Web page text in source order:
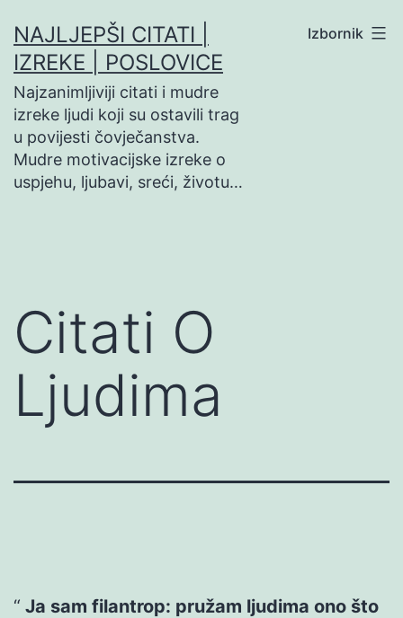
na
sadržaj
NAJLJEPŠI CITATI |
IZREKE | POSLOVICE
Najzanimljiviji citati i mudre
izreke ljudi koji su ostavili trag
u povijesti čovječanstva.
Mudre motivacijske izreke o
uspjehu, ljubavi, sreći, životu…
Izbornik
Citati O
Ljudima
Ja sam filantrop: pružam ljudima ono što